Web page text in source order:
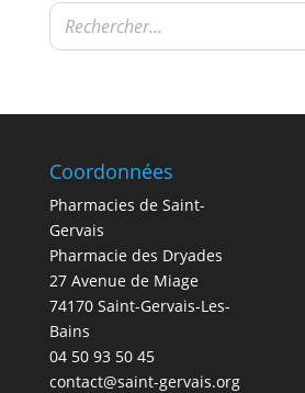
Coordonnées
Pharmacies de Saint-
Gervais
Pharmacie des Dryades
27 Avenue de Miage
74170 Saint-Gervais-Les-
Bains
04 50 93 50 45
contact@saint-gervais.org